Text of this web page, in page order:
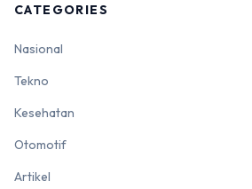
CATEGORIES
Nasional
Tekno
Kesehatan
Otomotif
Artikel